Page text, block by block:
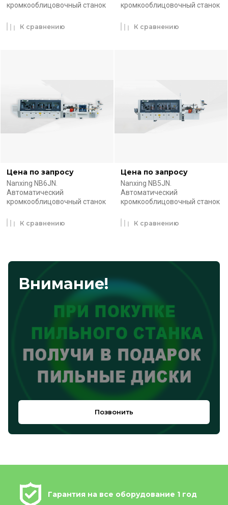
Внимание!
Позвонить
кромкооблицовочный станок
К сравнению
кромкооблицовочный станок
К сравнению
Цена по запросу
Nanxing NB6JN.
Автоматический
кромкооблицовочный станок
К сравнению
Цена по запросу
Nanxing NB5JN.
Автоматический
кромкооблицовочный станок
К сравнению
Гарантия на все оборудование 1 год